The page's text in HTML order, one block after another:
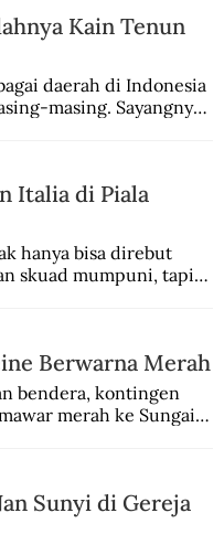
Kain Tenun
daerah di Indonesia
masing. Sayangnya,
Italia di Piala
hanya bisa direbut
skuad mumpuni, tapi
Berwarna Merah
bendera, kontingen
merah ke Sungai
Sunyi di Gereja